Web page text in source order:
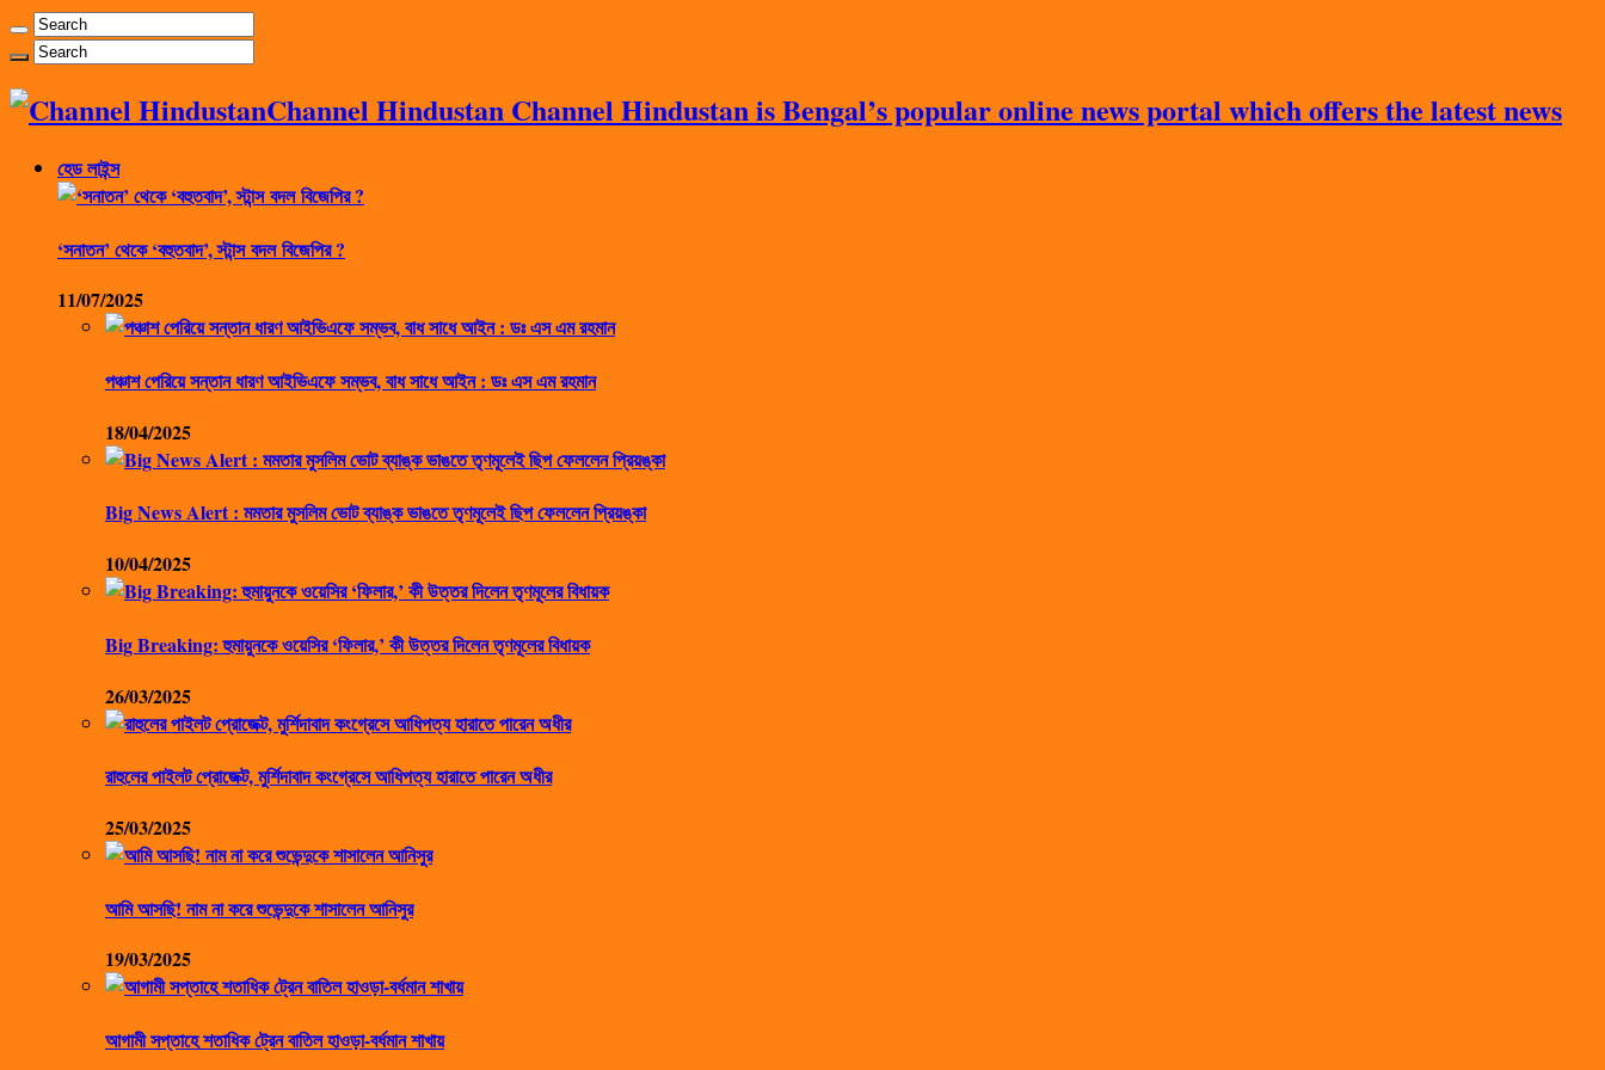
Channel Hindustan Channel Hindustan is Bengal’s popular online news portal which offers the latest news
হেড লাইন্স
‘সনাতন’ থেকে ‘বহুতবাদ’, স্টান্স বদল বিজেপির ?
11/07/2025
পঞ্চাশ পেরিয়ে সন্তান ধারণ আইভিএফে সম্ভব, বাধ সাধে আইন : ডঃ এস এম রহমান
18/04/2025
Big News Alert : মমতার মুসলিম ভোট ব্যাঙ্ক ভাঙতে তৃণমূলেই ছিপ ফেললেন প্রিয়ঙ্কা
10/04/2025
Big Breaking: হুমায়ুনকে ওয়েসির ‘ফিলার,’ কী উত্তর দিলেন তৃণমূলের বিধায়ক
26/03/2025
রাহুলের পাইলট প্রোজেক্ট, মুর্শিদাবাদ কংগ্রেসে আধিপত্য হারাতে পারেন অধীর
25/03/2025
আমি আসছি! নাম না করে শুভেন্দুকে শাসালেন আনিসুর
19/03/2025
আগামী সপ্তাহে শতাধিক ট্রেন বাতিল হাওড়া-বর্ধমান শাখায়